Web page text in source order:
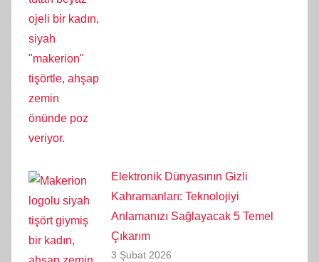
Elektronik Dünyasının Gizli
Kahramanları: Teknolojiyi
Anlamanızı Sağlayacak 5 Temel
Çıkarım
3 Şubat 2026